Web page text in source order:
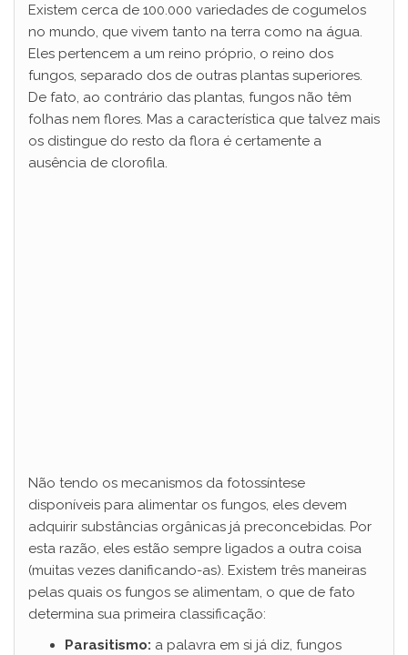
Existem cerca de 100.000 variedades de cogumelos
no mundo, que vivem tanto na terra como na água.
Eles pertencem a um reino próprio, o reino dos
fungos, separado dos de outras plantas superiores.
De fato, ao contrário das plantas, fungos não têm
folhas nem flores. Mas a característica que talvez mais
os distingue do resto da flora é certamente a
ausência de clorofila.
Não tendo os mecanismos da fotossíntese
disponíveis para alimentar os fungos, eles devem
adquirir substâncias orgânicas já preconcebidas. Por
esta razão, eles estão sempre ligados a outra coisa
(muitas vezes danificando-as). Existem três maneiras
pelas quais os fungos se alimentam, o que de fato
determina sua primeira classificação:
Parasitismo: a palavra em si já diz, fungos